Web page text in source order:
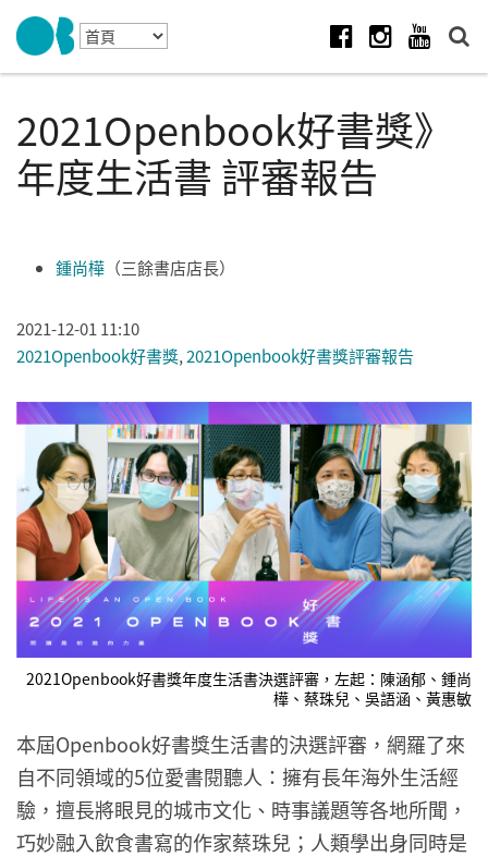
Skip to navigation
移至主內容
2021Openbook好書獎》
年度生活書 評審報告
鍾尚樺 （三餘書店店長）
2021-12-01 11:10
2021Openbook好書獎,2021Openbook好書獎評審報告
2021Openbook好書獎年度生活書決選評審，左起：陳涵郁、鍾尚
樺、蔡珠兒、吳語涵、黃惠敏
本屆Openbook好書獎生活書的決選評審，網羅了來
自不同領域的5位愛書閱聽人：擁有長年海外生活經
驗，擅長將眼見的城市文化、時事議題等各地所聞，
巧妙融入飲食書寫的作家蔡珠兒；人類學出身同時是